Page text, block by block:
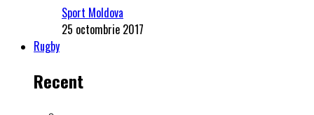
Sport Moldova
25 octombrie 2017
Rugby
Recent